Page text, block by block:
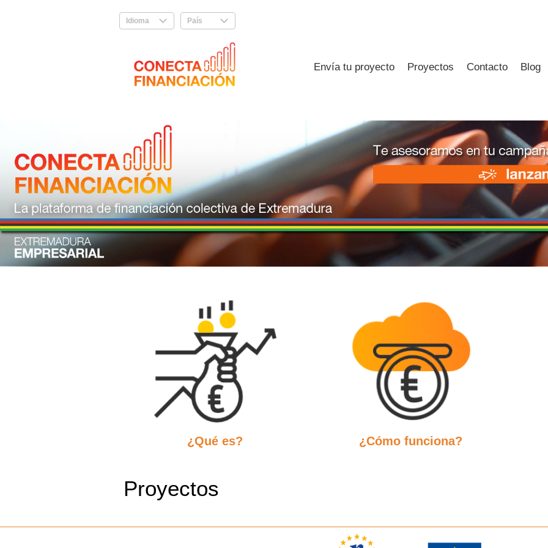
Idioma . País .
Envía tu proyecto Proyectos Contacto Blog
¿Qué es? ¿Cómo funciona?
Proyectos